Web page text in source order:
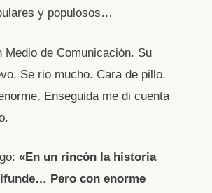
y populosos…
de Comunicación. Su
Se rio mucho. Cara de pillo.
Enseguida me di cuenta
«En un rincón la historia
Pero con enorme